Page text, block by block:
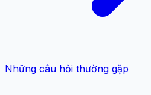
Những câu hỏi thường gặp